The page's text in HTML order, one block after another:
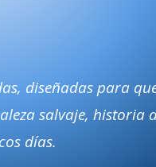
diseñadas para
salvaje, historia
días.